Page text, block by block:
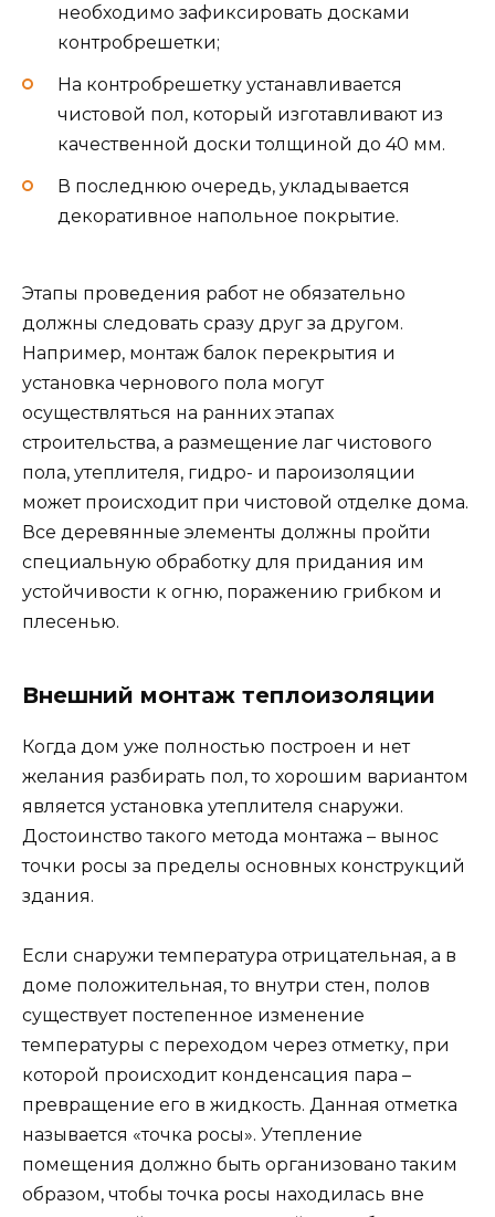
необходимо зафиксировать досками
контробрешетки;
На контробрешетку устанавливается
чистовой пол, который изготавливают из
качественной доски толщиной до 40 мм.
В последнюю очередь, укладывается
декоративное напольное покрытие.
Этапы проведения работ не обязательно
должны следовать сразу друг за другом.
Например, монтаж балок перекрытия и
установка чернового пола могут
осуществляться на ранних этапах
строительства, а размещение лаг чистового
пола, утеплителя, гидро- и пароизоляции
может происходит при чистовой отделке дома.
Все деревянные элементы должны пройти
специальную обработку для придания им
устойчивости к огню, поражению грибком и
плесенью.
Внешний монтаж теплоизоляции
Когда дом уже полностью построен и нет
желания разбирать пол, то хорошим вариантом
является установка утеплителя снаружи.
Достоинство такого метода монтажа – вынос
точки росы за пределы основных конструкций
здания.
Если снаружи температура отрицательная, а в
доме положительная, то внутри стен, полов
существует постепенное изменение
температуры с переходом через отметку, при
которой происходит конденсация пара –
превращение его в жидкость. Данная отметка
называется «точка росы». Утепление
помещения должно быть организовано таким
образом, чтобы точка росы находилась вне